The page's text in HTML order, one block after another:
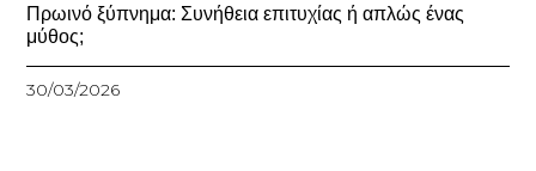
Πρωινό ξύπνημα: Συνήθεια επιτυχίας ή απλώς ένας
μύθος;
30/03/2026